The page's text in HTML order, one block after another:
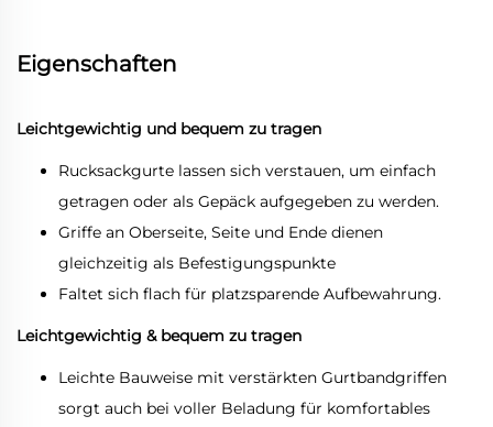
Eigenschaften
Leichtgewichtig und bequem zu tragen
Rucksackgurte lassen sich verstauen, um einfach
getragen oder als Gepäck aufgegeben zu werden.
Griffe an Oberseite, Seite und Ende dienen
gleichzeitig als Befestigungspunkte
Faltet sich flach für platzsparende Aufbewahrung.
Leichtgewichtig & bequem zu tragen
Leichte Bauweise mit verstärkten Gurtbandgriffen
sorgt auch bei voller Beladung für komfortables